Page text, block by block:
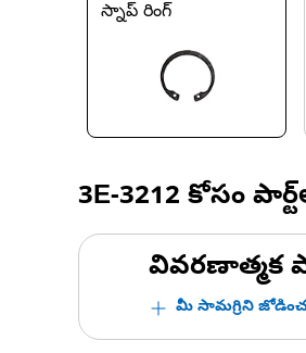
స్నాప్ రింగ్
3E-3212 కోసం
వివరణాత్మక
మీ సామగ్రిని